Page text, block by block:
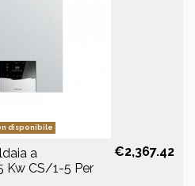
disponibile
a
Kw CS/1-5 Per
€2,367.42